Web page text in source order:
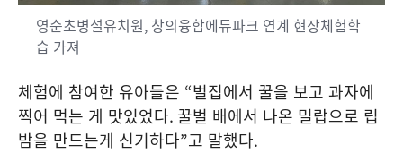
영순초병설유치원, 창의융합에듀파크 연계 현장체험학
습 가져
체험에 참여한 유아들은 “벌집에서 꿀을 보고 과자에
찍어 먹는 게 맛있었다. 꿀벌 배에서 나온 밀랍으로 립
밤을 만드는게 신기하다”고 말했다.